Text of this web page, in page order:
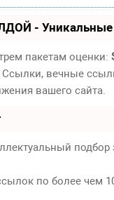
- Уникальные
пакетам оценки:
вечные
вашего сайта.
по более чем